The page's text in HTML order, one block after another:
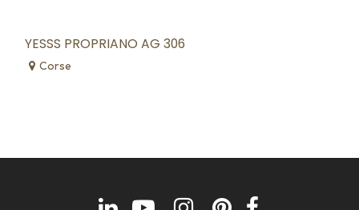
YESSS PROPRIANO AG 306
Corse